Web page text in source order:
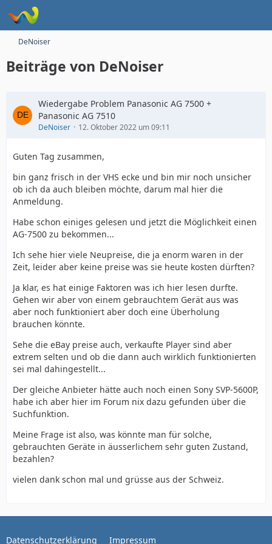
DeNoiser
Beiträge von DeNoiser
Wiedergabe Problem Panasonic AG 7500 +
Panasonic AG 7510
DeNoiser 12. Oktober 2022 um 09:11
Guten Tag zusammen,
bin ganz frisch in der VHS ecke und bin mir noch unsicher
ob ich da auch bleiben möchte, darum mal hier die
Anmeldung.
Habe schon einiges gelesen und jetzt die Möglichkeit einen
AG-7500 zu bekommen...
Ich sehe hier viele Neupreise, die ja enorm waren in der
Zeit, leider aber keine preise was sie heute kosten dürften?
Ja klar, es hat einige Faktoren was ich hier lesen durfte.
Gehen wir aber von einem gebrauchtem Gerät aus was
aber noch funktioniert aber doch eine Überholung
brauchen könnte.
Sehe die eBay preise auch, verkaufte Player sind aber
extrem selten und ob die dann auch wirklich funktionierten
sei mal dahingestellt...
Der gleiche Anbieter hätte auch noch einen Sony SVP-5600P,
habe ich aber hier im Forum nix dazu gefunden über die
Suchfunktion.
Meine Frage ist also, was könnte man für solche,
gebrauchten Geräte in äusserlichem sehr guten Zustand,
bezahlen?
vielen dank schon mal und grüsse aus der Schweiz.
Datenschutzerklärung Impressum